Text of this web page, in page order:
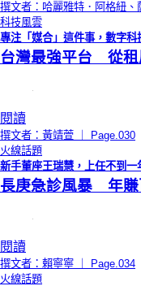
撰文者：哈麗雅特．阿格紐
科技風雲
專注「媒合」這件事，數字科
台灣最強平台 從租
閱讀
撰文者：黃靖萱 ｜ Page.030
火線話題
新手董座王瑞慧，上任不到一
長庚急診風暴 年賺
閱讀
撰文者：賴寧寧 ｜ Page.034
火線話題